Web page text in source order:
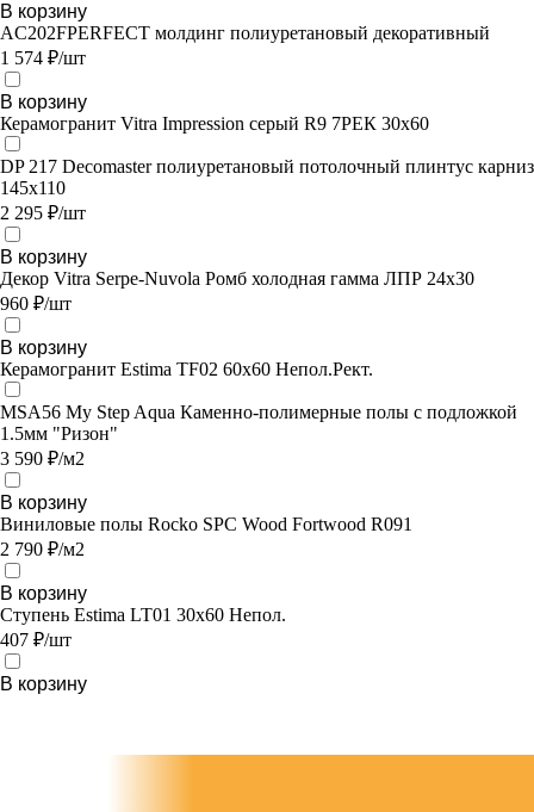
В корзину
AC202FPERFECT молдинг полиуретановый декоративный
1 574 ₽/шт
В корзину
Керамогранит Vitra Impression серый R9 7РЕК 30х60
DP 217 Decomaster полиуретановый потолочный плинтус карниз
145х110
2 295 ₽/шт
В корзину
Декор Vitra Serpe-Nuvola Ромб холодная гамма ЛПР 24х30
960 ₽/шт
В корзину
Керамогранит Estima TF02 60x60 Непол.Рект.
MSA56 My Step Aqua Каменно-полимерные полы с подложкой
1.5мм "Ризон"
3 590 ₽/м2
В корзину
Виниловые полы Rocko SPC Wood Fortwood R091
2 790 ₽/м2
В корзину
Ступень Estima LT01 30x60 Непол.
407 ₽/шт
В корзину